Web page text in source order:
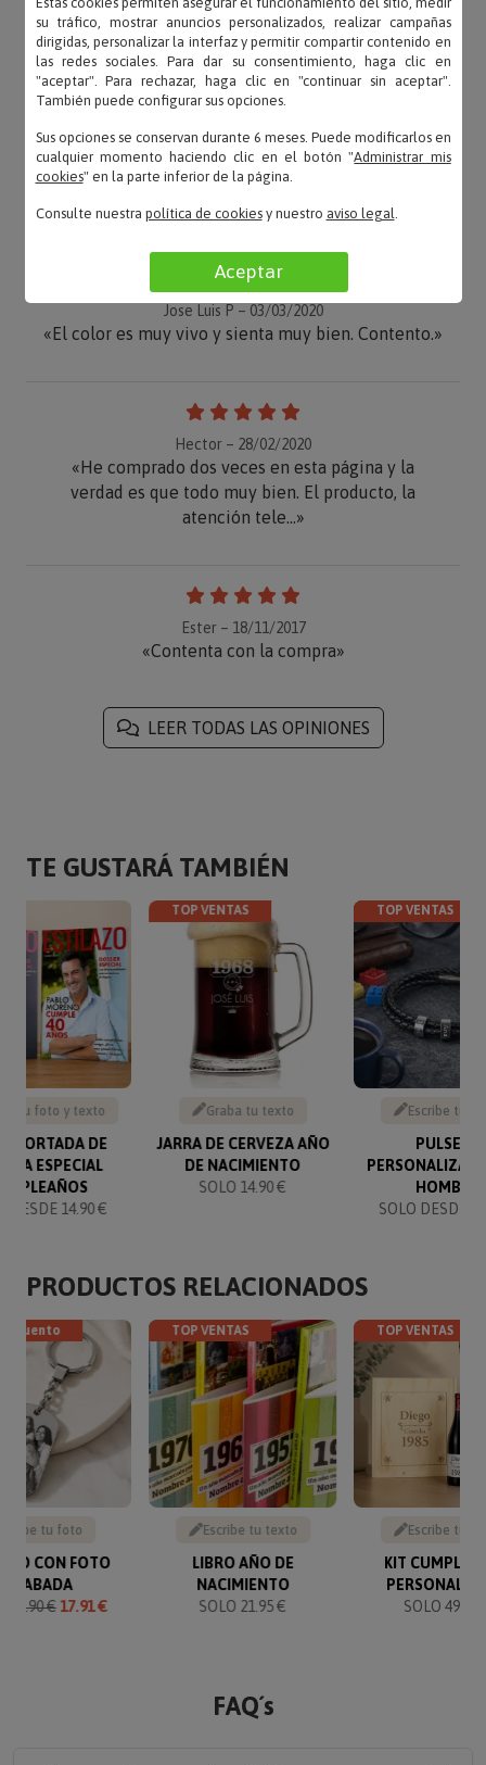
OPINIONES
Jose Luis P – 03/03/2020
«El color es muy vivo y sienta muy bien. Contento.»
Hector – 28/02/2020
«He comprado dos veces en esta página y la
verdad es que todo muy bien. El producto, la
atención tele...»
Ester – 18/11/2017
«Contenta con la compra»
LEER TODAS LAS OPINIONES
TE GUSTARÁ TAMBIÉN
tu foto y texto
PORTADA DE
ESPECIAL
DESDE 14.90 €
TOP VENTAS
Graba tu texto
JARRA DE CERVEZA AÑO
DE NACIMIENTO
SOLO 14.90 €
TOP VENTAS
Escribe tu
PULSERA
HOMBRE
SOLO DESDE
PRODUCTOS RELACIONADOS
Sube tu foto
CON FOTO
GRABADA
19.90 €17.91 €
TOP VENTAS
Escribe tu texto
LIBRO AÑO DE
NACIMIENTO
SOLO 21.95 €
TOP VENTAS
Escribe tu
KIT
SOLO 49.90
FAQ´s
su tráfico, mostrar anuncios personalizados, realizar campañas
dirigidas, personalizar la interfaz y permitir compartir contenido en
las redes sociales. Para dar su consentimiento, haga clic en
"aceptar". Para rechazar, haga clic en "continuar sin aceptar".
También puede configurar sus opciones.
Sus opciones se conservan durante 6 meses. Puede modificarlos en
cualquier momento haciendo clic en el botón "Administrar mis
cookies" en la parte inferior de la página.
Consulte nuestra política de cookiesy nuestro aviso legal
Aceptar